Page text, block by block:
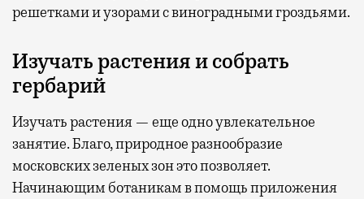
решетками и узорами с виноградными гроздьями.
Изучать растения и собрать
гербарий
Изучать растения — еще одно увлекательное
занятие. Благо, природное разнообразие
московских зеленых зон это позволяет.
Начинающим ботаникам в помощь приложения